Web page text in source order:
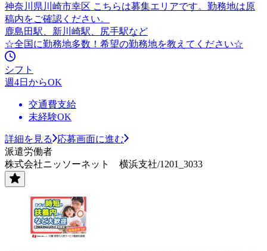
神奈川県川崎市幸区 こちらは募集エリアです。勤務地は原
稿内をご確認ください。
鹿島田駅、新川崎駅、尻手駅など
☆全国に勤務地多数！希望の勤務地を教えてください☆
シフト
週4日からOK
交通費支給
未経験OK
詳細を見る
応募画面に進む
派遣労働者
株式会社ニッソーネット 横浜支社/1201_3033